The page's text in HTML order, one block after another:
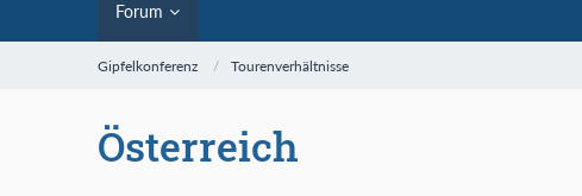
Forum
Gipfelkonferenz Tourenverhältnisse
Österreich